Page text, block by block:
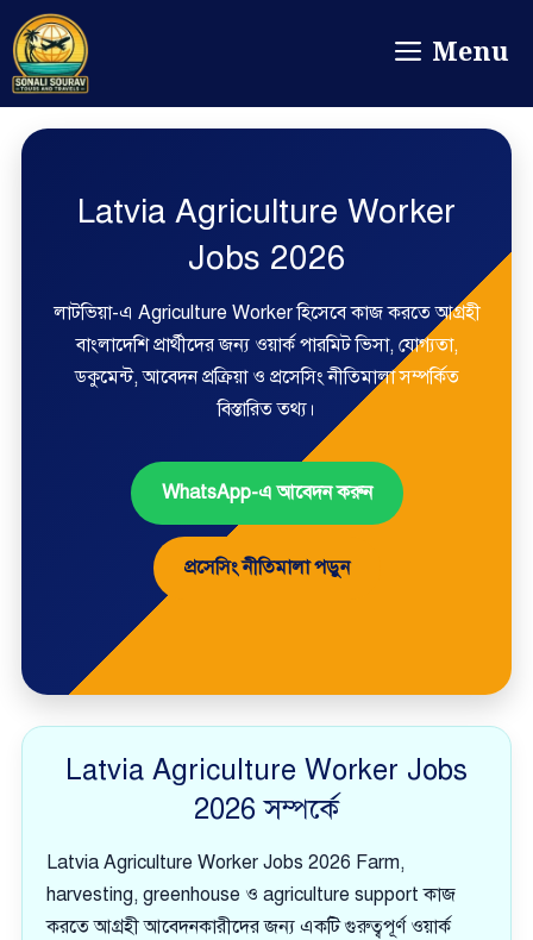
Menu
Latvia Agriculture Worker
Jobs 2026
লাটভিয়া-এ Agriculture Worker হিসেবে কাজ করতে আগ্রহী
বাংলাদেশি প্রার্থীদের জন্য ওয়ার্ক পারমিট ভিসা, যোগ্যতা,
ডকুমেন্ট, আবেদন প্রক্রিয়া ও প্রসেসিং নীতিমালা সম্পর্কিত
বিস্তারিত তথ্য।
WhatsApp-এ আবেদন করুন
প্রসেসিং নীতিমালা পড়ুন
Latvia Agriculture Worker Jobs
2026 সম্পর্কে
Latvia Agriculture Worker Jobs 2026 Farm,
harvesting, greenhouse ও agriculture support কাজ
করতে আগ্রহী আবেদনকারীদের জন্য একটি গুরুত্বপূর্ণ ওয়ার্ক